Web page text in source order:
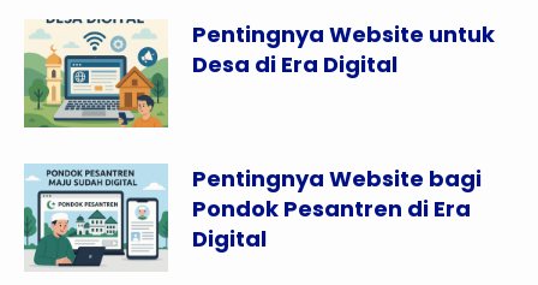
Pentingnya Website untuk
Desa di Era Digital
Pentingnya Website bagi
Pondok Pesantren di Era
Digital